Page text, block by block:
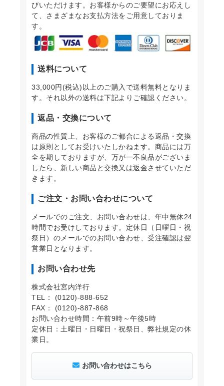
びいただけます。お客様からのご要望にお応えし
て、さまざまなお支払方法をご用意しておりま
す。
送料について
33,000円(税込)以上のご購入で送料無料となりま
す。それ以外の送料は下記よりご確認ください。
返品・交換について
商品の性質上、お客様のご都合による返品・交換
は原則としてお受けいたしかねます。商品には万
全を期しておりますが、万が一不良品がございま
したら、新しい商品と交換又は返金させていただ
きます。
ご注文・お問い合わせについて
メールでのご注文、お問い合わせは、年中無休24
時間でお受けしております。定休日（日曜日・祝
祭日）のメールでのお問い合わせ、受注確認は翌
営業日となります。
お問い合わせ先
株式会社宮内洋行
TEL： (0120)-888-652
FAX： (0120)-887-868
お問い合わせ時間：午前9時～午後5時
定休日：土曜日・日曜日・祝祭日、弊社規定の休
業日。
お問い合わせはこちら